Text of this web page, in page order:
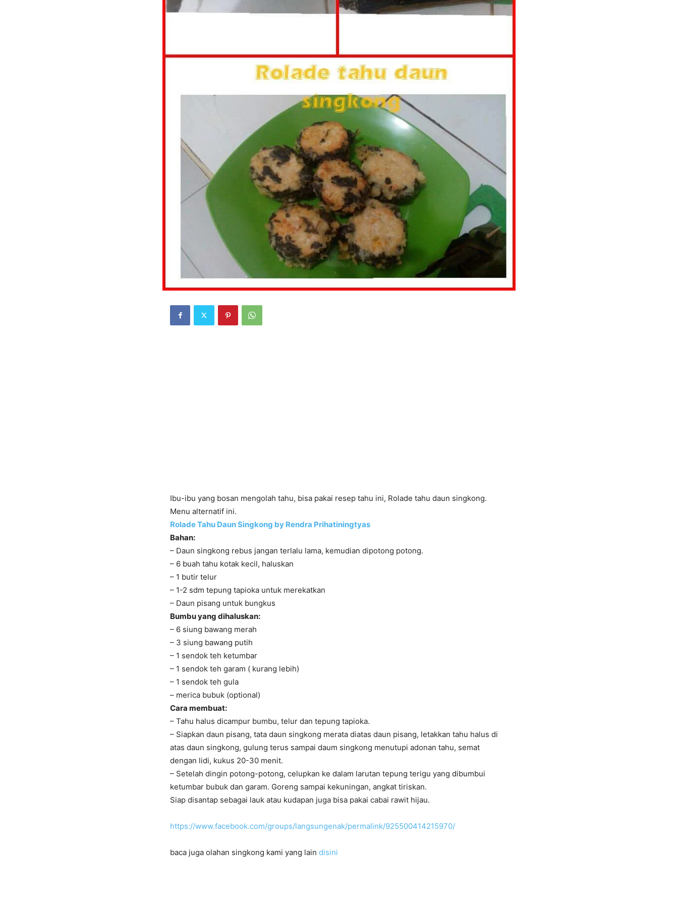
Ibu-ibu yang bosan mengolah tahu, bisa pakai resep tahu ini, Rolade tahu daun singkong.
Menu alternatif ini.
Rolade Tahu Daun Singkong by Rendra Prihatiningtyas
Bahan:
– Daun singkong rebus jangan terlalu lama, kemudian dipotong potong.
– 6 buah tahu kotak kecil, haluskan
– 1 butir telur
– 1-2 sdm tepung tapioka untuk merekatkan
– Daun pisang untuk bungkus
Bumbu yang dihaluskan:
– 6 siung bawang merah
– 3 siung bawang putih
– 1 sendok teh ketumbar
– 1 sendok teh garam ( kurang lebih)
– 1 sendok teh gula
– merica bubuk (optional)
Cara membuat:
– Tahu halus dicampur bumbu, telur dan tepung tapioka.
– Siapkan daun pisang, tata daun singkong merata diatas daun pisang, letakkan tahu halus di
atas daun singkong, gulung terus sampai daum singkong menutupi adonan tahu, semat
dengan lidi, kukus 20-30 menit.
– Setelah dingin potong-potong, celupkan ke dalam larutan tepung terigu yang dibumbui
ketumbar bubuk dan garam. Goreng sampai kekuningan, angkat tiriskan.
Siap disantap sebagai lauk atau kudapan juga bisa pakai cabai rawit hijau.
https://www.facebook.com/groups/langsungenak/permalink/925500414215970/
baca juga olahan singkong kami yang lain disini